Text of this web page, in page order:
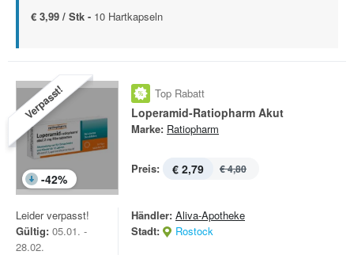
€ 3,99 / Stk - 10 Hartkapseln
Verpasst!
-42%
Top Rabatt
Loperamid-Ratiopharm Akut
Marke: Ratiopharm
Preis: € 2,79 € 4,80
Leider verpasst!
Gültig: 05.01. -
28.02.
Händler: Aliva-Apotheke
Stadt:
Rostock